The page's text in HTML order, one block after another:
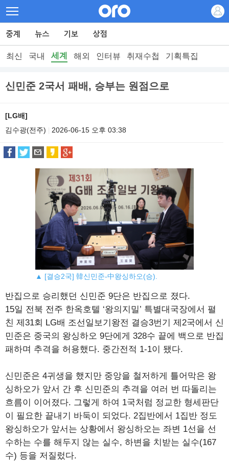
최신 국내 세계 해외 인터뷰 취재수첩 기획특집
신민준 2국서 패배, 승부는 원점으로
[LG배]
김수광(전주)
2026-06-15 오후 03:38
▲ [결승2국] 韓신민준-中왕싱하오(승).
반집으로 승리했던 신민준 9단은 반집으로 졌다.
15일 전북 전주 한옥호텔 ‘왕의지밀’ 특별대국장에서 펼
친 제31회 LG배 조선일보기왕전 결승3번기 제2국에서 신
민준은 중국의 왕싱하오 9단에게 328수 끝에 백으로 반집
패하며 추격을 허용했다. 중간전적 1-1이 됐다.
신민준은 4귀생을 했지만 중앙을 철저하게 틀어막은 왕
싱하오가 앞서 간 후 신민준의 추격을 여러 번 따돌리는
흐름이 이어졌다. 그렇게 하여 1국처럼 정교한 형세판단
이 필요한 끝내기 바둑이 되었다. 2집반에서 1집반 정도
왕싱하오가 앞서는 상황에서 왕싱하오는 좌변 1선을 선
수하는 수를 해두지 않는 실수, 하변을 치받는 실수(167
수) 등을 저질렀다.